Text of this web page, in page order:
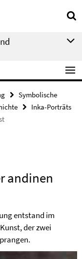
Symbolische
Inka-Porträts
andinen
entstand im
der zwei